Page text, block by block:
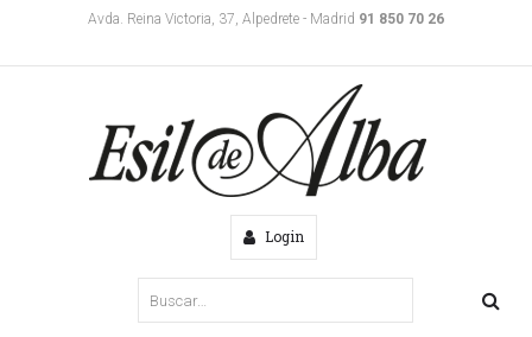
Avda. Reina Victoria, 37, Alpedrete - Madrid 91 850 70 26
Login